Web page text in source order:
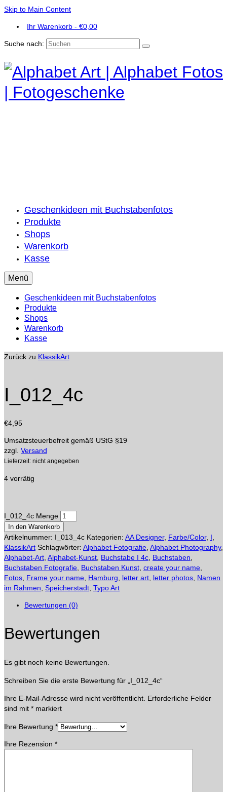
Skip to Main Content
Ihr Warenkorb - €0,00
Suche nach:
Geschenkideen mit Buchstabenfotos
Produkte
Shops
Warenkorb
Kasse
Menü
Geschenkideen mit Buchstabenfotos
Produkte
Shops
Warenkorb
Kasse
Zurück zu KlassikArt
I_012_4c
€4,95
Umsatzsteuerbefreit gemäß UStG §19
zzgl. Versand
Lieferzeit: nicht angegeben
4 vorrätig
I_012_4c Menge
In den Warenkorb
Artikelnummer: I_013_4c Kategorien: AA Designer, Farbe/Color, I
KlassikArt Schlagwörter: Alphabet Fotografie Alphabet Photography,
Alphabet-Art Alphabet-Kunst Buchstabe I 4c Buchstaben
Buchstaben Fotografie Buchstaben Kunst create your name
Fotos Frame your name Hamburg letter art letter photos Namen
im Rahmen Speicherstadt Typo Art
Bewertungen (0)
Bewertungen
Es gibt noch keine Bewertungen.
Schreiben Sie die erste Bewertung für „I_012_4c“
Ihre E-Mail-Adresse wird nicht veröffentlicht. Erforderliche Felder
sind mit * markiert
Ihre Bewertung *
Ihre Rezension *